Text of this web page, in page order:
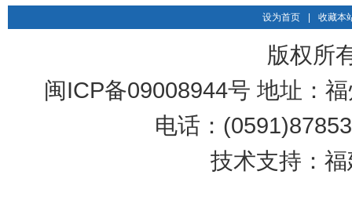
设为首页 收藏本
版权所
闽ICP备09008944号 地址：
电话：
技术支持：